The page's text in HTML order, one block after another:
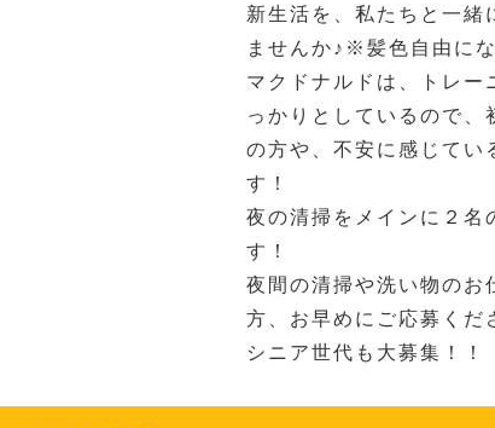
新生活を、私たちと一緒
ませんか♪※髪色自由にな
マクドナルドは、トレー
っかりとしているので、
の方や、不安に感じてい
す！
夜の清掃をメインに２名
す！
夜間の清掃や洗い物のお
方、お早めにご応募くだ
シニア世代も大募集！！